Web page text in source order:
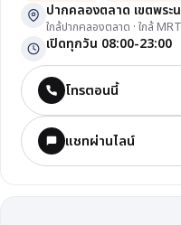
ปากคลองตลาด เขตพระ
ใกล้ปากคลองตลาด · ใกล้
เปิดทุกวัน 08:00-23:00
โทรตอนนี้
แชทผ่านไลน์